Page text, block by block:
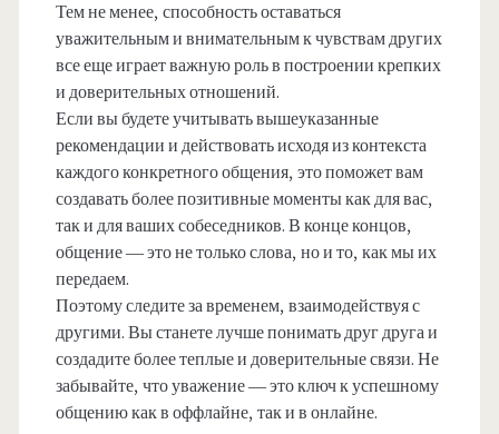
Тем не менее, способность оставаться
уважительным и внимательным к чувствам других
все еще играет важную роль в построении крепких
и доверительных отношений.
Если вы будете учитывать вышеуказанные
рекомендации и действовать исходя из контекста
каждого конкретного общения, это поможет вам
создавать более позитивные моменты как для вас,
так и для ваших собеседников. В конце концов,
общение — это не только слова, но и то, как мы их
передаем.
Поэтому следите за временем, взаимодействуя с
другими. Вы станете лучше понимать друг друга и
создадите более теплые и доверительные связи. Не
забывайте, что уважение — это ключ к успешному
общению как в оффлайне, так и в онлайне.